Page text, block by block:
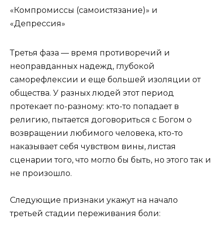
«Компромиссы (самоистязание)» и
«Депрессия»
Третья фаза — время противоречий и
неоправданных надежд, глубокой
саморефлексии и еще большей изоляции от
общества. У разных людей этот период
протекает по-разному: кто-то попадает в
религию, пытается договориться с Богом о
возвращении любимого человека, кто-то
наказывает себя чувством вины, листая
сценарии того, что могло бы быть, но этого так и
не произошло.
Следующие признаки укажут на начало
третьей стадии переживания боли: